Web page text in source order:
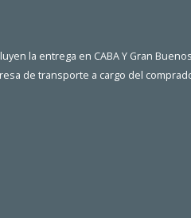
la entrega en CABA Y Gran
de transporte a cargo del